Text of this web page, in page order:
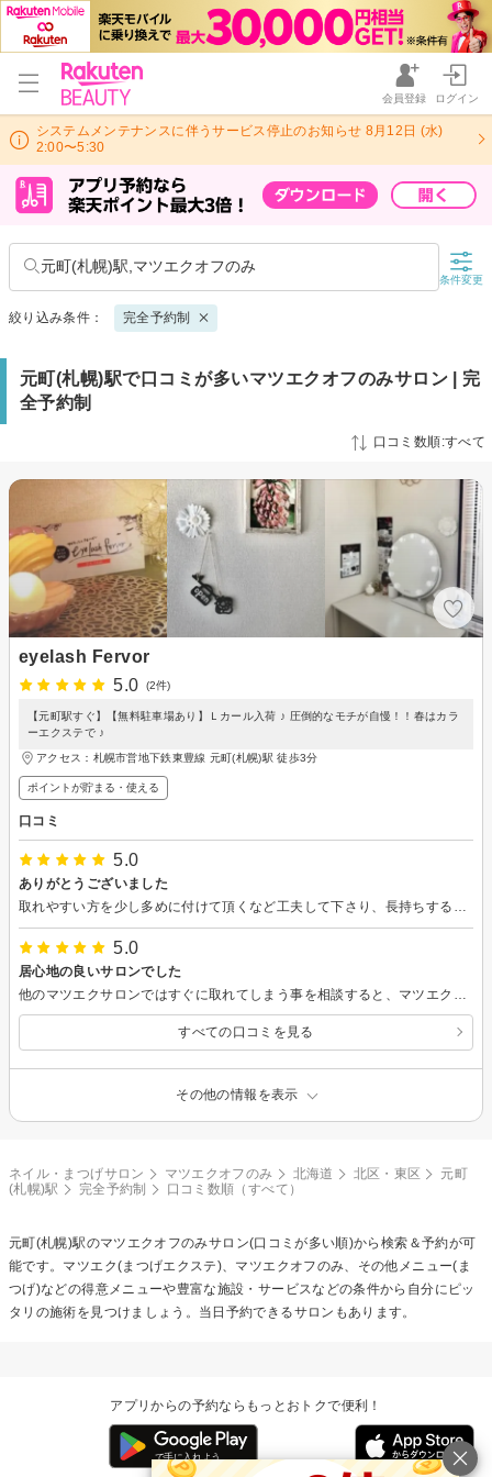
会員登録 ログイン
システムメンテナンスに伴うサービス停止のお知らせ 8月12日 (水)
2:00〜5:30
元町(札幌)駅,マツエクオフのみ
条件変更
絞り込み条件： 完全予約制
元町(札幌)駅で口コミが多いマツエクオフのみサロン | 完
全予約制
口コミ数順:すべて
eyelash Fervor
5.0
(2件)
【元町駅すぐ】【無料駐車場あり】Ｌカール入荷 ♪ 圧倒的なモチが自慢！！春はカラ
ーエクステで ♪
アクセス：札幌市営地下鉄東豊線 元町(札幌)駅 徒歩3分
ポイントが貯まる・使える
口コミ
5.0
ありがとうございました
5.0
居心地の良いサロンでした
すべての口コミを見る
その他の情報を表示
ネイル・まつげサロン マツエクオフのみ 北海道 北区・東区
元町
(札幌)駅
完全予約制 口コミ数順（すべて）
元町(札幌)駅のマツエクオフのみサロン(口コミが多い順)から検索＆予約が可
能です。マツエク(まつげエクステ)、マツエクオフのみ、その他メニュー(ま
つげ)などの得意メニューや豊富な施設・サービスなどの条件から自分にピッ
タリの施術を見つけましょう。当日予約できるサロンもあります。
アプリからの予約ならもっとおトクで便利！